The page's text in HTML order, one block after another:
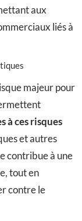
aux
liés à
majeur pour
à ces risques
et autres
contribue à une
tout en
contre le